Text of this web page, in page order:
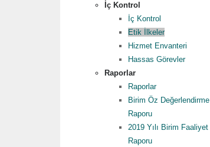
İç Kontrol
İç Kontrol
Etik İlkeler
Hizmet Envanteri
Hassas Görevler
Raporlar
Raporlar
Birim Öz Değerlendirme
Raporu
2019 Yılı Birim Faaliyet
Raporu